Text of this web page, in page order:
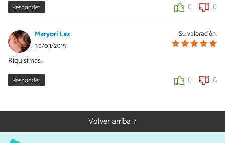
Responder 0 0
Su valoración:
Maryori Laz
30/03/2015
Riquisimas.
Responder 0 0
Volver arriba ↑